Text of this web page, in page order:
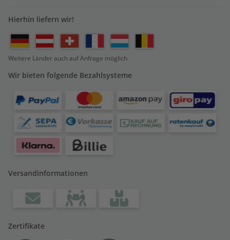
Hierhin liefern wir!
Weitere Länder auch auf Anfrage möglich
Wir bieten folgende Bezahlsysteme
Versandinformationen
Zertifikate